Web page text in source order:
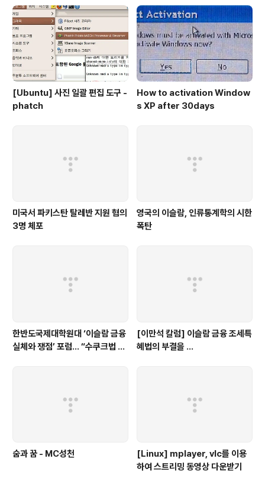
과 미주지역 ..
[Ubuntu] 사진 일괄 편집 도구 -
phatch
How to activation Window
s XP after 30days
미국서 파키스탄 탈레반 지원 혐의
3명 체포
영국의 이슬람, 인류통계학의 시한
폭탄
한반도국제대학원대 ‘이슬람 금융
실체와 쟁점’ 포럼… “수쿠크법 허
[이만석 칼럼] 이슬람 금융 조세특
혜법의 부결을 ...
숨과 꿈 - MC성천
[Linux] mplayer, vlc를 이용
하여 스트리밍 동영상 다운받기